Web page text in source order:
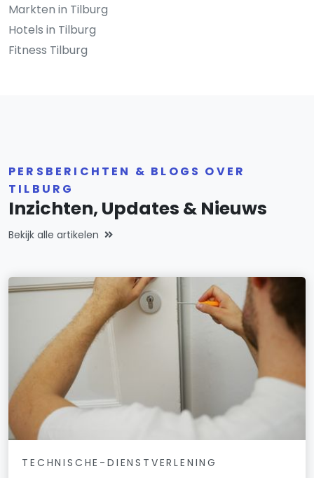
Markten in Tilburg
Hotels in Tilburg
Fitness Tilburg
PERSBERICHTEN & BLOGS OVER
TILBURG
Inzichten, Updates & Nieuws
Bekijk alle artikelen
TECHNISCHE-DIENSTVERLENING